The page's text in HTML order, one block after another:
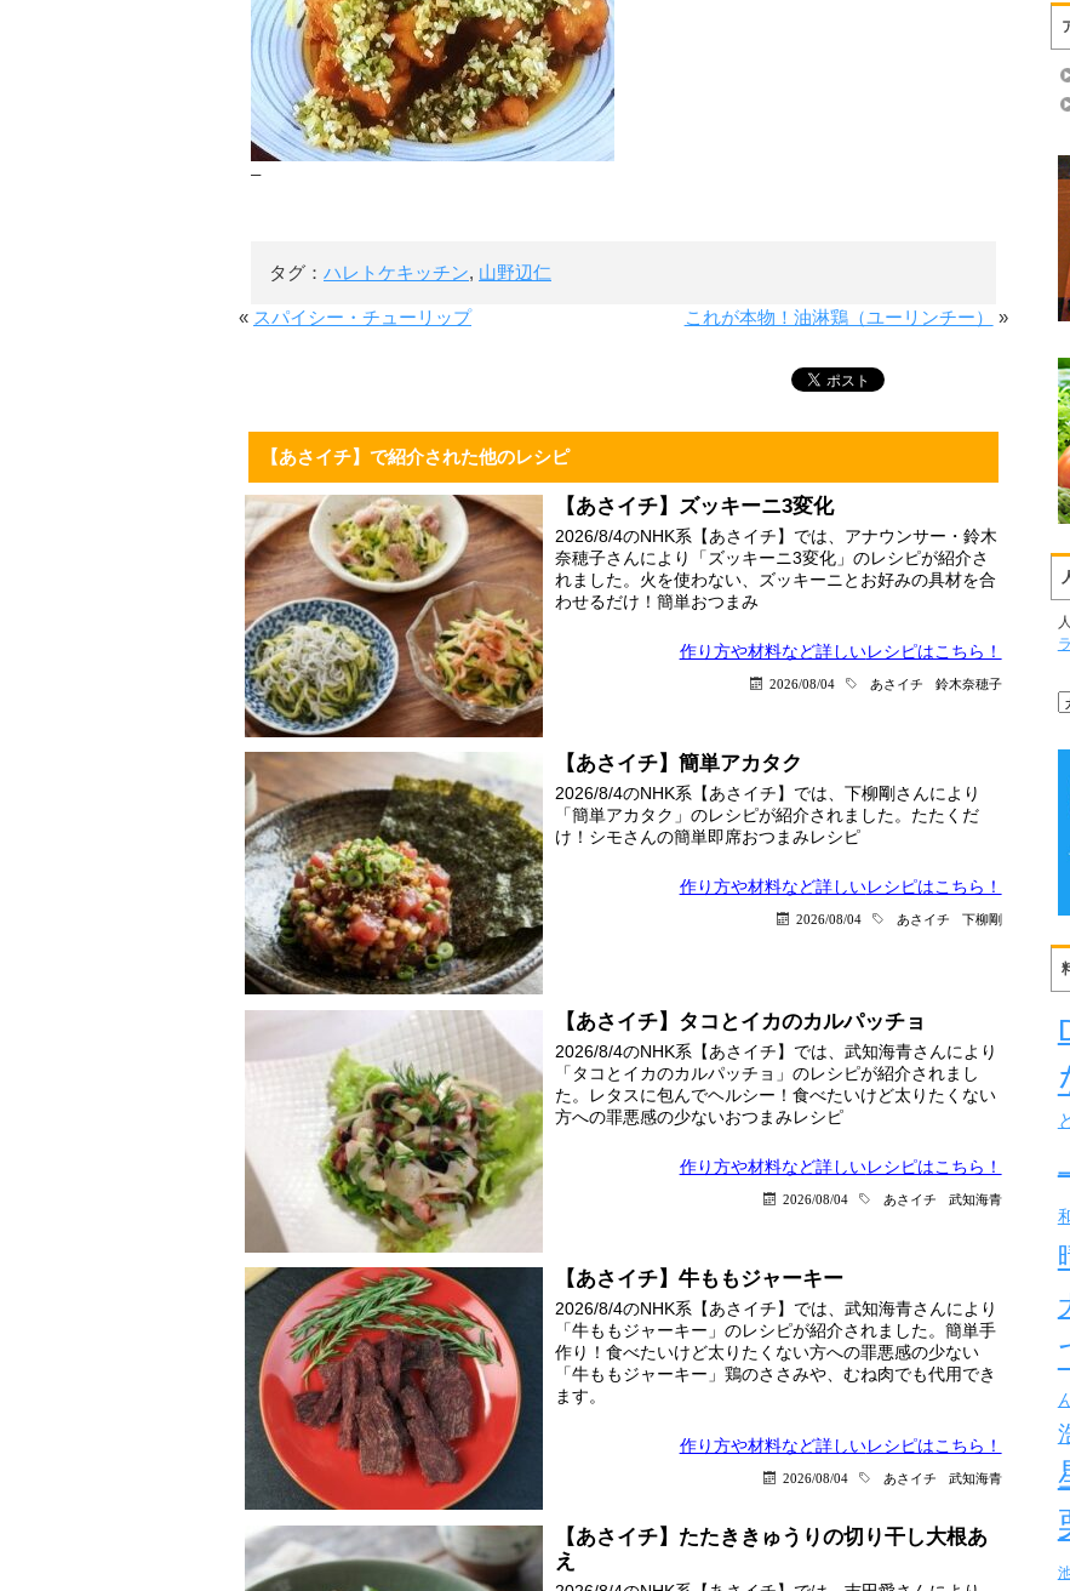
–
タグ： ハレトケキッチン, 山野辺仁
« スパイシー・チューリップ これが本物！油淋鶏（ユーリンチー） »
【あさイチ】で紹介された他のレシピ
【あさイチ】ズッキーニ3変化
2026/8/4のNHK系【あさイチ】では、アナウンサー・鈴木
奈穂子さんにより「ズッキーニ3変化」のレシピが紹介さ
れました。火を使わない、ズッキーニとお好みの具材を合
わせるだけ！簡単おつまみ
作り方や材料など詳しいレシピはこちら！
2026/08/04 あさイチ 鈴木奈穂子
【あさイチ】簡単アカタク
2026/8/4のNHK系【あさイチ】では、下柳剛さんにより
「簡単アカタク」のレシピが紹介されました。たたくだ
け！シモさんの簡単即席おつまみレシピ
作り方や材料など詳しいレシピはこちら！
2026/08/04 あさイチ 下柳剛
【あさイチ】タコとイカのカルパッチョ
2026/8/4のNHK系【あさイチ】では、武知海青さんにより
「タコとイカのカルパッチョ」のレシピが紹介されまし
た。レタスに包んでヘルシー！食べたいけど太りたくない
方への罪悪感の少ないおつまみレシピ
作り方や材料など詳しいレシピはこちら！
2026/08/04 あさイチ 武知海青
【あさイチ】牛ももジャーキー
2026/8/4のNHK系【あさイチ】では、武知海青さんにより
「牛ももジャーキー」のレシピが紹介されました。簡単手
作り！食べたいけど太りたくない方への罪悪感の少ない
「牛ももジャーキー」鶏のささみや、むね肉でも代用でき
ます。
作り方や材料など詳しいレシピはこちら！
2026/08/04 あさイチ 武知海青
【あさイチ】たたききゅうりの切り干し大根あ
え